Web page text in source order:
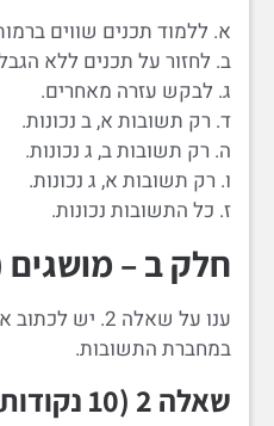
א. ללמוד תכנים שווים
ב. לחזור על תכנים ללא
ג. לבקש עזרה מאחרים.
ד. רק תשובות א, ב נכונות.
ה. רק תשובות ב, ג נכונות.
ו. רק תשובות א, ג נכונות.
ז. כל התשובות נכונות.
חלק ב – מושגים (10
ענו על שאלה 2.
במחברת התשובות.
שאלה 2 (10 נקודות)